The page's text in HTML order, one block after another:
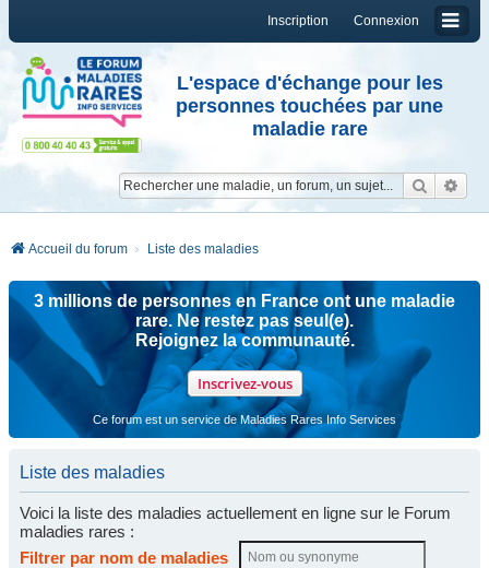
Connexion
Inscription
L'espace d'échange pour les
personnes touchées par une
maladie rare
Accueil du forum Liste des maladies
3 millions de personnes en France ont une maladie
rare. Ne restez pas seul(e).
Rejoignez la communauté.
Inscrivez-vous
Ce forum est un service de Maladies Rares Info Services
Liste des maladies
Voici la liste des maladies actuellement en ligne sur le Forum
maladies rares :
Filtrer par nom de maladies